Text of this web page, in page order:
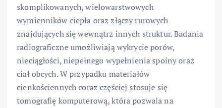
skomplikowanych, wielowarstwowych
wymienników ciepła oraz złączy rurowych
znajdujących się wewnątrz innych struktur. Badania
radiograficzne umożliwiają wykrycie porów,
nieciągłości, niepełnego wypełnienia spoiny oraz
ciał obcych. W przypadku materiałów
cienkościennych coraz częściej stosuje się
tomografię komputerową, która pozwala na